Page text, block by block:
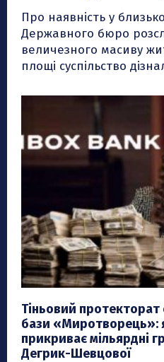
Про наявність у
Державного бюро
величезного масиву
площі суспільство
Тіньовий протекторат
бази «Миротворець»:
прикриває мільярдні
Дегрик-Шевцової